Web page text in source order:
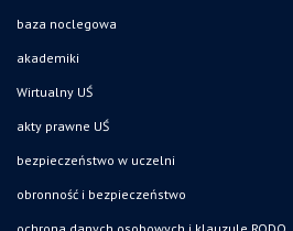
baza noclegowa
akademiki
Wirtualny UŚ
akty prawne UŚ
bezpieczeństwo w uczelni
obronność i bezpieczeństwo